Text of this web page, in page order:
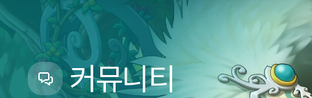
업데이트
이벤트
캐시샵 공지
메이플 알림판
with maple
추가정보
컨텐
커뮤니티